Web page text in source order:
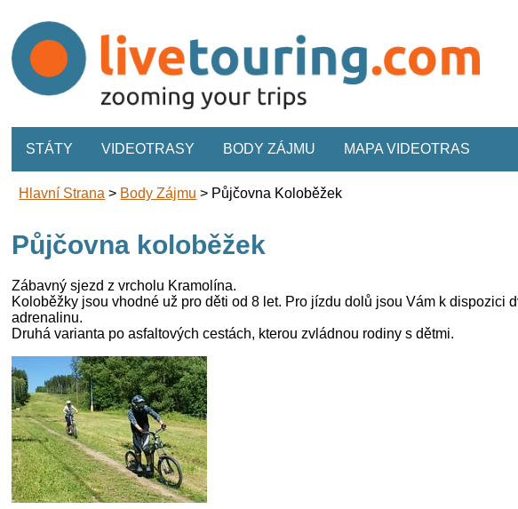
STÁTY VIDEOTRASY BODY ZÁJMU MAPA VIDEOTRAS
Hlavní Strana > Body Zájmu > Půjčovna Koloběžek
Půjčovna koloběžek
Zábavný sjezd z vrcholu Kramolína.
Koloběžky jsou vhodné už pro děti od 8 let. Pro jízdu dolů jsou Vám k
adrenalinu.
Druhá varianta po asfaltových cestách, kterou zvládnou rodiny s dětmi.